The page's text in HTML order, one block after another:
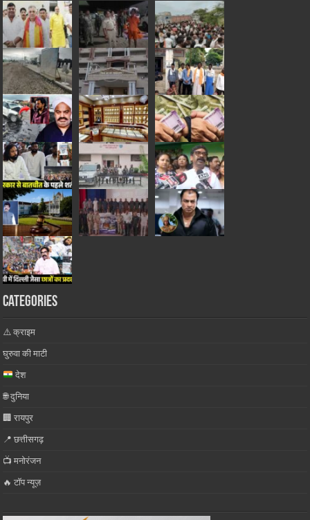
Categories
⚠️ क्राइम
घुरुवा की माटी
देश
🌐 दुनिया
🏢 रायपुर
📍 छत्तीसगढ़
📺 मनोरंजन
🔥 टॉप न्यूज़